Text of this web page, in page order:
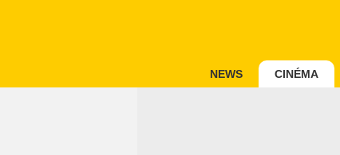
NEWS CINÉMA